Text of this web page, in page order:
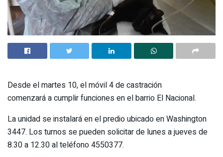
Desde el martes 10, el móvil 4 de castración
comenzará a cumplir funciones en el barrio El Nacional.
La unidad se instalará en el predio ubicado en Washington
3447. Los turnos se pueden solicitar de lunes a jueves de
8.30 a 12.30 al teléfono 4550377.